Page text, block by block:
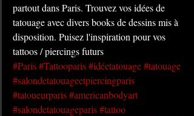
partout dans Paris. Trouvez vos idées de
tatouage avec divers books de dessins mis à
disposition. Puisez l'inspiration pour vos
tattoos / piercings futurs
#Paris#Tattooparis#idéetatouage#tatouage
#salondetatouageetpiercingparis
#tatoueurparis#americanbodyart
#salondetatouageparis#tattoo